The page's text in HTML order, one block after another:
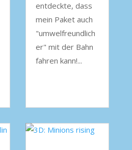
entdeckte, dass
mein Paket auch
"umwelfreundlich
er" mit der Bahn
fahren kann!...